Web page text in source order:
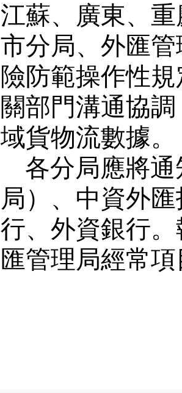
江蘇、廣東、
市分局、外匯
險防範操作性
關部門溝通協
域貨物流數據。
各分局應將
局）、中資外
行、外資銀行
匯管理局經常